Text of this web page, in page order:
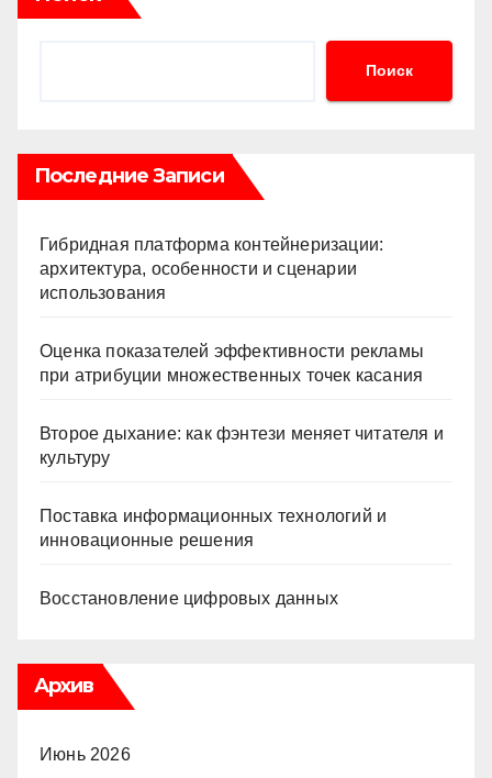
Поиск
Последние Записи
Гибридная платформа контейнеризации:
архитектура, особенности и сценарии
использования
Оценка показателей эффективности рекламы
при атрибуции множественных точек касания
Второе дыхание: как фэнтези меняет читателя и
культуру
Поставка информационных технологий и
инновационные решения
Восстановление цифровых данных
Архив
Июнь 2026